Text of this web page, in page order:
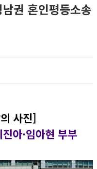
권 혼인평등소송
사진]
아·임아현 부부